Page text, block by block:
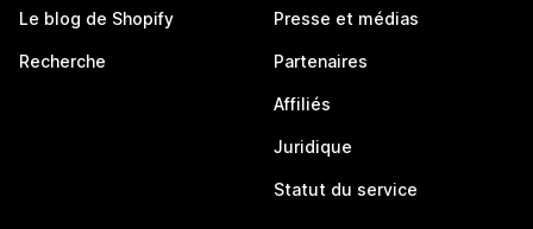
Le blog de Shopify
Recherche
Presse et médias
Partenaires
Affiliés
Juridique
Statut du service